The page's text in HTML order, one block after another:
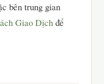
bên trung gian
Giao Dịch để